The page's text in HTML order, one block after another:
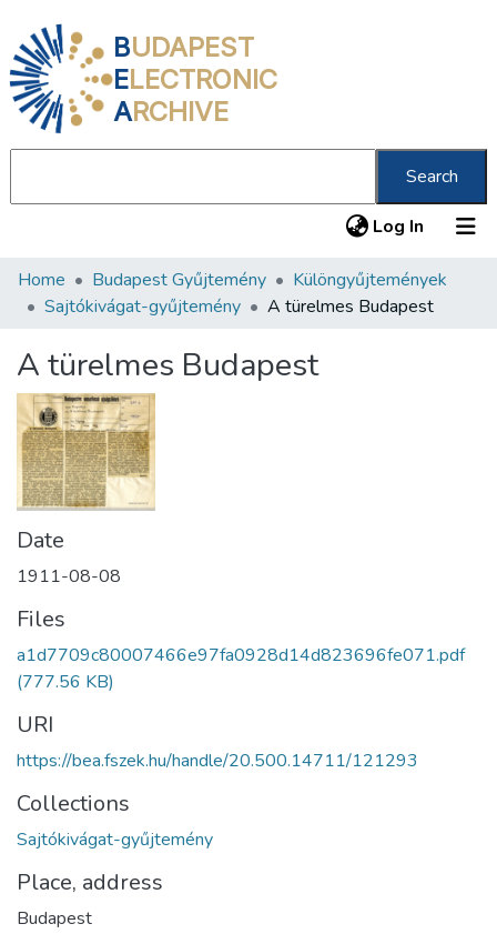
BUDAPEST
ELECTRONIC
ARCHIVE
Search
Log In (current)
Communities & Collections
Statistics
About us
Home Budapest Gyűjtemény
Különgyűjtemények
Sajtókivágat-gyűjtemény
A türelmes Budapest
A türelmes Budapest
Date
1911-08-08
Files
a1d7709c80007466e97fa0928d14d823696fe071.pdf
(777.56 KB)
URI
https://bea.fszek.hu/handle/20.500.14711/121293
Collections
Sajtókivágat-gyűjtemény
Place, address
Budapest